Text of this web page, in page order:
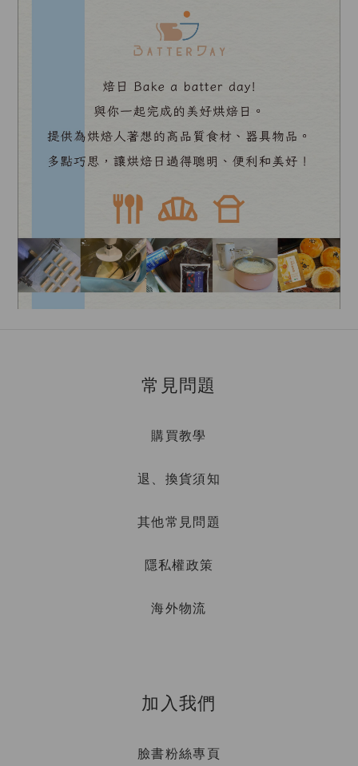
常見問題
購買教學
退、換貨須知
其他常見問題
隱私權政策
海外物流
加入我們
臉書粉絲專頁